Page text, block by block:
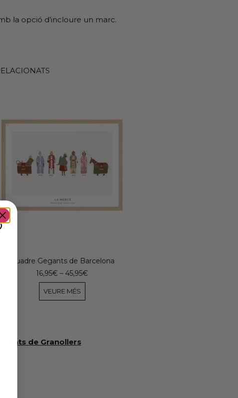
la opció d’incloure un marc.
Quadre Gegants de Barcelona
16,95€ – 45,95€
VEURE MÉS
de Granollers